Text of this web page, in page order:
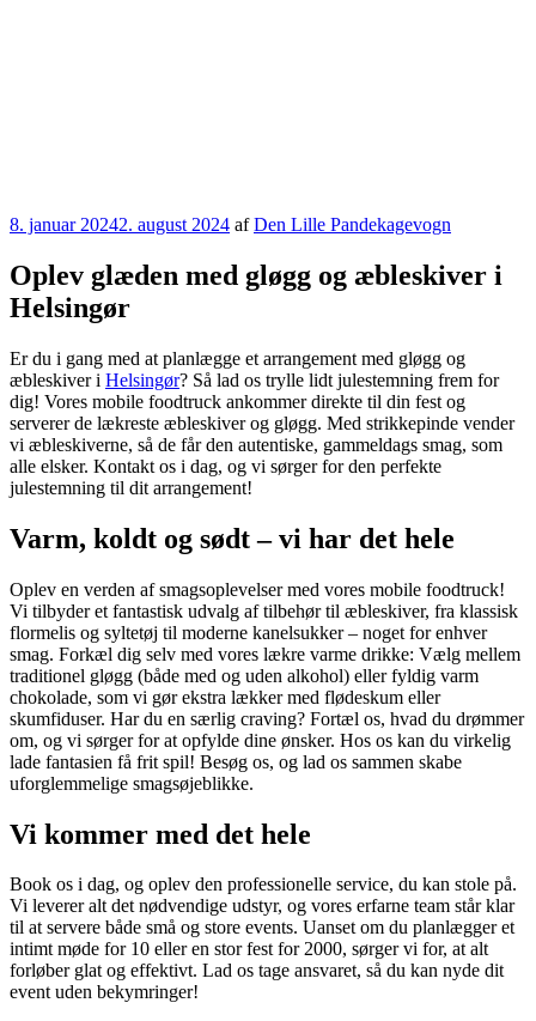
Udgivet
8. januar 20242. august 2024 afDen Lille Pandekagevogn
Oplev glæden med gløgg og æbleskiver i
Helsingør
Er du i gang med at planlægge et arrangement med gløgg og
æbleskiver i Helsingør? Så lad os trylle lidt julestemning frem for
dig! Vores mobile foodtruck ankommer direkte til din fest og
serverer de lækreste æbleskiver og gløgg. Med strikkepinde vender
vi æbleskiverne, så de får den autentiske, gammeldags smag, som
alle elsker. Kontakt os i dag, og vi sørger for den perfekte
julestemning til dit arrangement!
Varm, koldt og sødt – vi har det hele
Oplev en verden af smagsoplevelser med vores mobile foodtruck!
Vi tilbyder et fantastisk udvalg af tilbehør til æbleskiver, fra klassisk
flormelis og syltetøj til moderne kanelsukker – noget for enhver
smag. Forkæl dig selv med vores lækre varme drikke: Vælg mellem
traditionel gløgg (både med og uden alkohol) eller fyldig varm
chokolade, som vi gør ekstra lækker med flødeskum eller
skumfiduser. Har du en særlig craving? Fortæl os, hvad du drømmer
om, og vi sørger for at opfylde dine ønsker. Hos os kan du virkelig
lade fantasien få frit spil! Besøg os, og lad os sammen skabe
uforglemmelige smagsøjeblikke.
Vi kommer med det hele
Book os i dag, og oplev den professionelle service, du kan stole på.
Vi leverer alt det nødvendige udstyr, og vores erfarne team står klar
til at servere både små og store events. Uanset om du planlægger et
intimt møde for 10 eller en stor fest for 2000, sørger vi for, at alt
forløber glat og effektivt. Lad os tage ansvaret, så du kan nyde dit
event uden bekymringer!